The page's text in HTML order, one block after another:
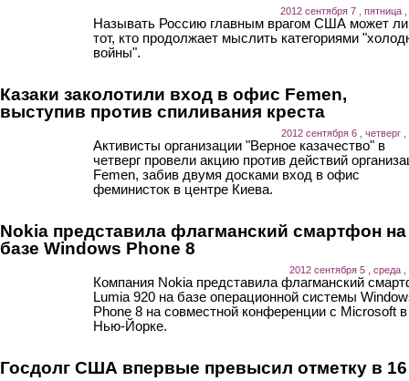
2012 сентября 7 , пятница ,
Называть Россию главным врагом США может
тот, кто продолжает мыслить категориями
войны".
Казаки заколотили вход в офис Femen,
выступив против спиливания креста
2012 сентября 6 , четверг ,
Активисты организации "Верное казачество" в
четверг провели акцию против действий
Femen, забив двумя досками вход в офис
феминисток в центре Киева.
Nokia представила флагманский смартфон на
базе Windows Phone 8
2012 сентября 5 , среда ,
Компания Nokia представила флагманский
Lumia 920 на базе операционной системы
Phone 8 на совместной конференции с Microsoft в
Нью-Йорке.
Госдолг США впервые превысил отметку в 16